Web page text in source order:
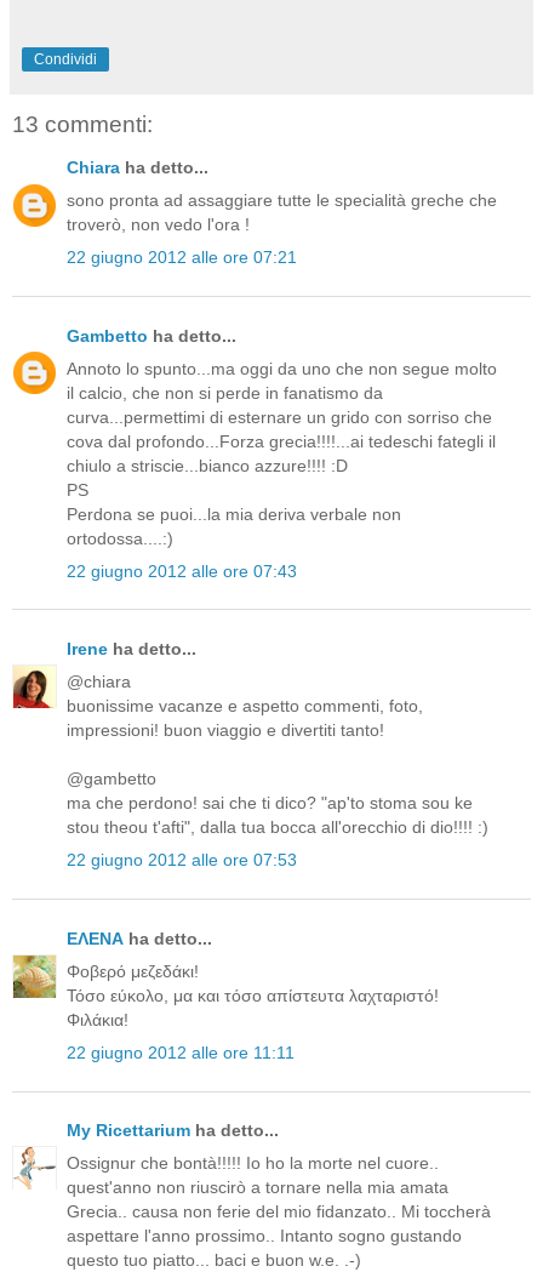
Condividi
13 commenti:
Chiara ha detto...
sono pronta ad assaggiare tutte le specialità greche che
troverò, non vedo l'ora !
22 giugno 2012 alle ore 07:21
Gambetto ha detto...
Annoto lo spunto...ma oggi da uno che non segue molto
il calcio, che non si perde in fanatismo da
curva...permettimi di esternare un grido con sorriso che
cova dal profondo...Forza grecia!!!!...ai tedeschi fategli il
chiulo a striscie...bianco azzure!!!! :D
PS
Perdona se puoi...la mia deriva verbale non
ortodossa....:)
22 giugno 2012 alle ore 07:43
Irene ha detto...
@chiara
buonissime vacanze e aspetto commenti, foto,
impressioni! buon viaggio e divertiti tanto!
@gambetto
ma che perdono! sai che ti dico? "ap'to stoma sou ke
stou theou t'afti", dalla tua bocca all'orecchio di dio!!!! :)
22 giugno 2012 alle ore 07:53
ΕΛΕΝΑ ha detto...
Φοβερό μεζεδάκι!
Τόσο εύκολο, μα και τόσο απίστευτα λαχταριστό!
Φιλάκια!
22 giugno 2012 alle ore 11:11
My Ricettarium ha detto...
Ossignur che bontà!!!!! Io ho la morte nel cuore..
quest'anno non riuscirò a tornare nella mia amata
Grecia.. causa non ferie del mio fidanzato.. Mi toccherà
aspettare l'anno prossimo.. Intanto sogno gustando
questo tuo piatto... baci e buon w.e. .-)